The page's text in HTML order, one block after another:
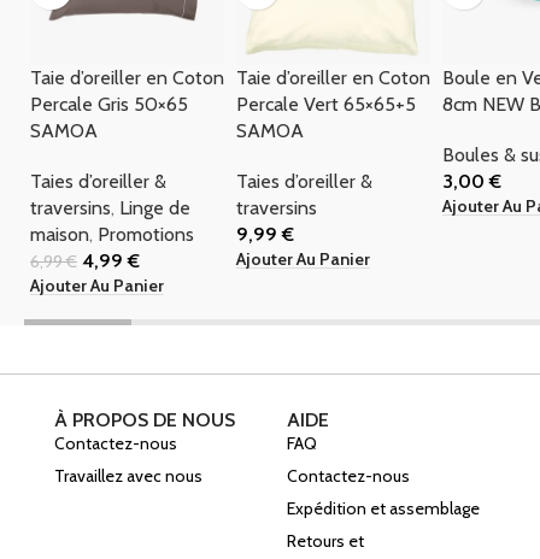
Taie d’oreiller en Coton
Percale Gris 50×65
SAMOA
Taies d’oreiller &
traversins, Linge de
maison, Promotions
6,99€ 4,99€
Ajouter Au Panier
Taie d’oreiller en Coton
Percale Vert 65×65+5
SAMOA
Taies d’oreiller &
traversins
9,99€
Ajouter Au Panier
Boule en
8cm NEW
Boules &
3,00€
Ajouter Au
À PROPOS DE NOUS
Contactez-nous
Travaillez avec nous
AIDE
FAQ
Contactez-nous
Expédition et assemblage
Retours et